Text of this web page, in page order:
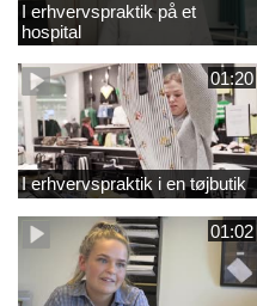
I erhvervspraktik på et
hospital
01:20
I erhvervspraktik i en tøjbutik
01:02